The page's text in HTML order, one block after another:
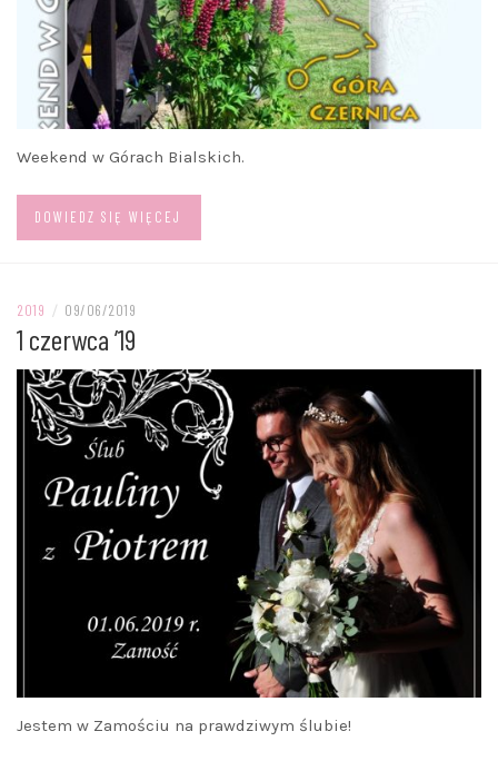
Weekend w Górach Bialskich.
DOWIEDZ SIĘ WIĘCEJ
2019 / 09/06/2019
1 czerwca ’19
Jestem w Zamościu na prawdziwym ślubie!